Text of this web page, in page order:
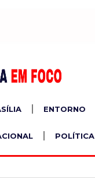
ENTORNO
POLÍTICA